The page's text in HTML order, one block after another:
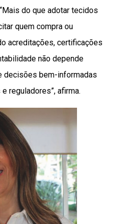
do que adotar tecidos
quem compra ou
acreditações, certificações
não depende
decisões bem-informadas
reguladores”, afirma.